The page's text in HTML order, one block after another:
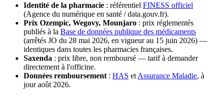
Identité de la pharmacie : référentiel FINESS officiel
(Agence du numérique en santé / data.gouv.fr).
Prix Ozempic, Wegovy, Mounjaro : prix réglementés
publiés à la Base de données publique des médicaments
(arrêtés JO du 28 mai 2026, en vigueur au 15 juin 2026) —
identiques dans toutes les pharmacies françaises.
Saxenda : prix libre, non remboursé — tarif à demander
directement à l'officine.
Données remboursement : HAS et Assurance Maladie, à
jour août 2026.